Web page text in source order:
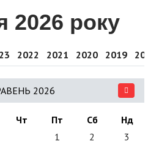
2026 року
2022 2021 2020 2019 2018
2026
Чт Пт Сб
Нд
1
2 3